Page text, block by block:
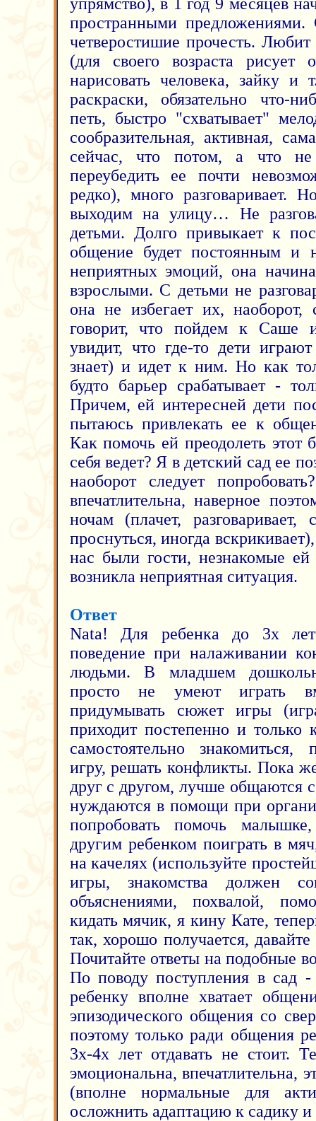
пространными предложениями.
четверостишие прочесть.
(для своего возраста
нарисовать человека, зайку и
раскраски, обязательно что-
петь, быстро "схватывает"
сообразительная, активная,
сейчас, что потом, а что
переубедить ее почти
редко), много разговаривает.
выходим на улицу… Не
детьми. Долго привыкает к
общение будет постоянным и
неприятных эмоций, она
взрослыми. С детьми не
она не избегает их, наоборот,
говорит, что пойдем к Саше
увидит, что где-то дети
знает) и идет к ним. Но как
будто барьер срабатывает -
Причем, ей интересней дети
пытаюсь привлекать ее к
Как помочь ей преодолеть этот
себя ведет? Я в детский сад ее
наоборот следует
впечатлительна, наверное
ночам (плачет,
проснуться, иногда
нас были гости, незнакомые
возникла неприятная ситуация.
Ответ
Nata! Для ребенка до 3х лет
поведение при налаживании
людьми. В младшем
просто не умеют играть
придумывать сюжет игры
приходит постепенно и
самостоятельно знакомиться,
игру, решать конфликты. Пока
друг с другом, лучше общаются
нуждаются в помощи при
попробовать помочь
другим ребенком поиграть в
на качелях (используйте
игры, знакомства должен
объяснениями, похвалой,
кидать мячик, я кину Кате,
так, хорошо получается,
Почитайте ответы на подобные
По поводу поступления в сад
ребенку вполне хватает
эпизодического общения со
поэтому только ради общения
3х-4х лет отдавать не стоит.
эмоциональна, впечатлительна,
(вполне нормальные для
осложнить адаптацию к садику и